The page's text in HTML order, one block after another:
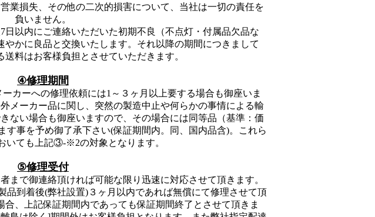
業損失、その他の二次的損害について、当社は一切の責任を
負いません。
日以内にご連絡いただいた初期不良（不点灯・付属品欠品な
かに良品と交換いたします。それ以降の期間につきまして
料はお客様負担とさせていただきます。
④修理期間
カーへの修理依頼には1～３ヶ月以上要する場合も御座いま
メーカー品に関し、突然の製造中止や何らかの事情による輸
ない場合も御座いますので、その場合には同等品（基準：価
す事を予め御了承下さい(保証期間内。同、国内品含)。これら
いても上記③-※2の対象となります。
⑤修理受付
まで御連絡頂ければ可能な限り迅速に対応させて頂きます。
品到着後(弊社設置)３ヶ月以内であれば無償にて修理させて頂
、上記保証期間内であっても保証期間終了とさせて頂きま